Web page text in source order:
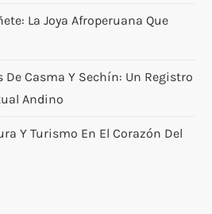
La Joya Afroperuana Que
De Casma Y Sechín: Un Registro
Andino
Y Turismo En El Corazón Del